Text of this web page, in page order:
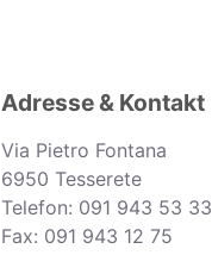
Adresse & Kontakt
Via Pietro Fontana
6950 Tesserete
Telefon: 091 943 53 33
Fax: 091 943 12 75